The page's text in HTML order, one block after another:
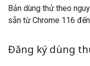
Bản dùng thử theo
sẵn từ Chrome 116
Đăng ký dùng